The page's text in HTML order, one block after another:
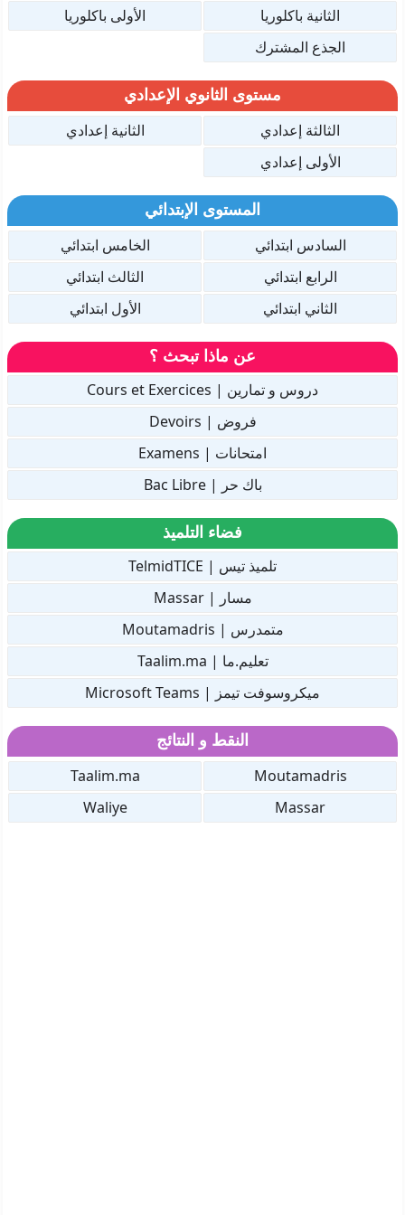
الثانية باكلوريا
الأولى باكلوريا
الجذع المشترك
مستوى الثانوي الإعدادي
الثالثة إعدادي
الثانية إعدادي
الأولى إعدادي
المستوى الإبتدائي
السادس ابتدائي
الخامس ابتدائي
الرابع ابتدائي
الثالث ابتدائي
الثاني ابتدائي
الأول ابتدائي
عن ماذا تبحث ؟
دروس و تمارين | Cours et Exercices
فروض | Devoirs
امتحانات | Examens
باك حر | Bac Libre
فضاء التلميذ
تلميذ تيس | TelmidTICE
مسار | Massar
متمدرس | Moutamadris
تعليم.ما | Taalim.ma
ميكروسوفت تيمز | Microsoft Teams
النقط و النتائج
Moutamadris
Taalim.ma
Massar
Waliye